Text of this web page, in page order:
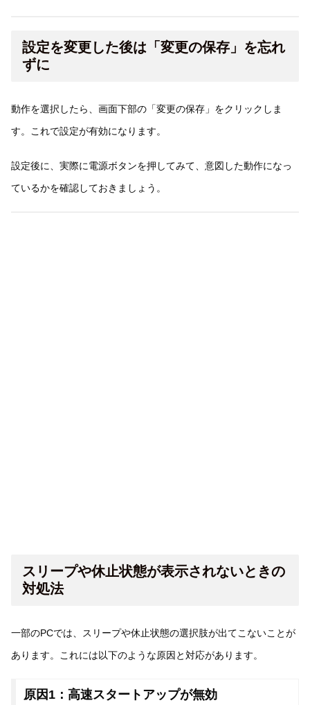
設定を変更した後は「変更の保存」を忘れ
ずに
動作を選択したら、画面下部の「変更の保存」をクリックしま
す。これで設定が有効になります。
設定後に、実際に電源ボタンを押してみて、意図した動作になっ
ているかを確認しておきましょう。
スリープや休止状態が表示されないときの
対処法
一部のPCでは、スリープや休止状態の選択肢が出てこないことが
あります。これには以下のような原因と対応があります。
原因1：高速スタートアップが無効